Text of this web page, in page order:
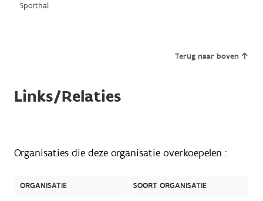
Sporthal
Terug naar boven
Links/Relaties
Organisaties die deze organisatie overkoepelen :
ORGANISATIE
SOORT ORGANISATIE